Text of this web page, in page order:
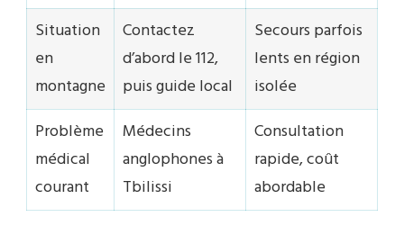
Situation
en
montagne
Contactez
d’abord le 112,
puis guide local
Secours parfois
lents en région
isolée
Problème
médical
courant
Médecins
anglophones à
Tbilissi
Consultation
rapide, coût
abordable